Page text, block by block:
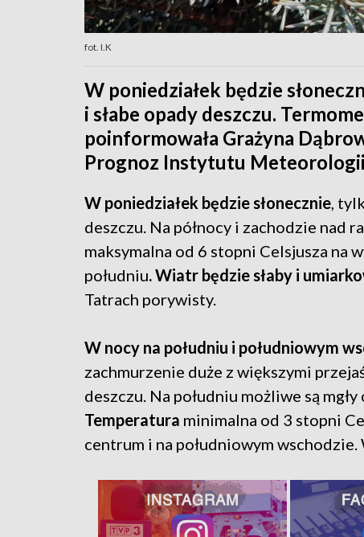
fot. I.K
W poniedziałek będzie
i słabe opady deszczu.
poinformowała Grażyna
Prognoz Instytutu
W poniedziałek będzie słonecznie,
deszczu. Na północy i zachodzie nad
maksymalna od 6 stopni Celsjusza na
południu. Wiatr będzie słaby i
Tatrach porywisty.
W nocy na południu i południowym
zachmurzenie duże z większymi
deszczu. Na południu możliwe są
Temperatura minimalna od 3 stopni
centrum i na południowym